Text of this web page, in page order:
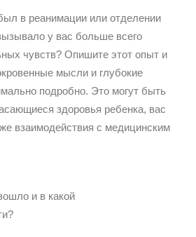
в реанимации или отделении
у вас больше всего
чувств? Опишите этот опыт и
мысли и глубокие
подробно. Это могут быть
здоровья ребенка, вас
взаимодействия с медицинским
и в какой